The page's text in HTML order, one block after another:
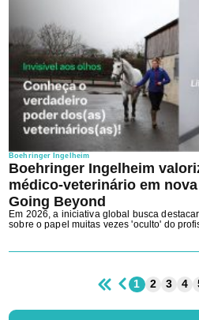
Boehringer Ingelheim
Boehringer Ingelheim
médico-veterinário em
Going Beyond
Em 2026, a iniciativa global busca
sobre o papel muitas vezes 'oculto' do
1 2 3 4